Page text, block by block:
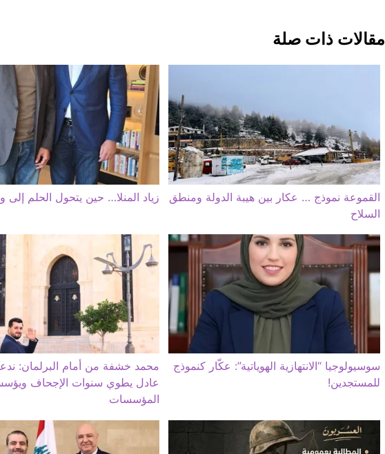
مقالات ذات صلة
القموعة نموذج … عكار بين هيبة الدولة ومنطق
السلاح
زياد المنلا… حين يتحول الحلم إلى
سوسيولوجيا “الانتهازية الهوياتية”: عكّار كنموذج
للمستجدين!
محمد خشفة من أمام البرلمان:
عادل يطوي سنوات الإجحاف
المؤسسات